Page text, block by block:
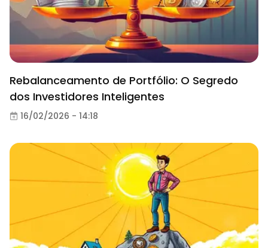
Rebalanceamento de Portfólio: O Segredo
dos Investidores Inteligentes
16/02/2026 - 14:18